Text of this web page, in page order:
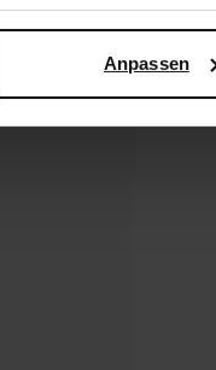
finden Sie auf
Anpassen